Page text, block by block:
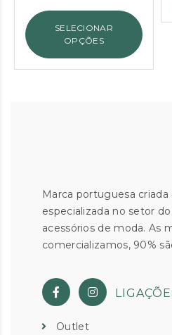
through
€84.95
SELECIONAR
OPÇÕES
Marca portuguesa
especializada no setor
acessórios de moda. As
comercializamos, 90%
Outlet